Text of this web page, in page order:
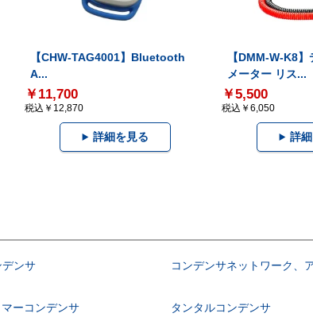
【CHW-TAG4001】Bluetooth
A...
￥11,700
税込￥12,870
詳細を見る
【DMM-W-K8
メーター リス...
￥5,500
税込￥6,050
詳
デンサ コンデンサネットワーク、
ーコンデンサ
タンタルコンデンサ